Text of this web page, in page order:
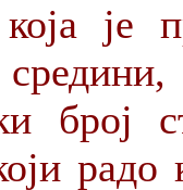
је
број
радо